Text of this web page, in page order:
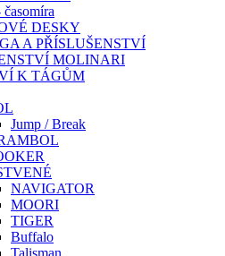
DESKY
A PŘÍSLUŠENSTVÍ
MOLINARI
K TÁGŮM
Jump / Break
NAVIGATOR
MOORI
TIGER
Buffalo
Talisman